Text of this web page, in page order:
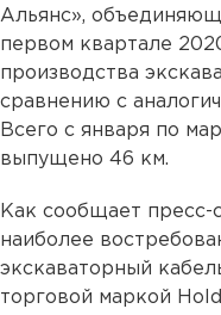
Альянс»,
первом квартале
производства
сравнению с
Всего с января по
выпущено 46 км.
Как сообщает пресс-
наиболее
экскаваторный
торговой маркой